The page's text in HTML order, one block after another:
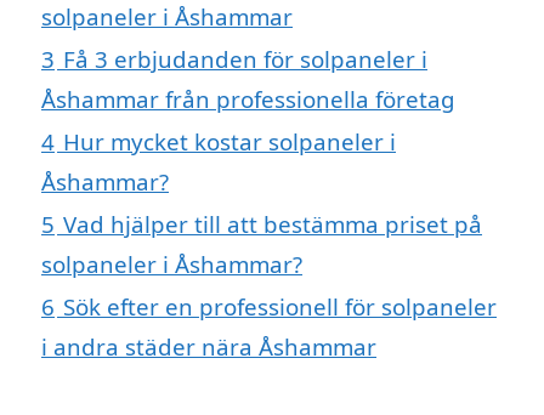
solpaneler i Åshammar
3 Få 3 erbjudanden för solpaneler i
Åshammar från professionella företag
4 Hur mycket kostar solpaneler i
Åshammar?
5 Vad hjälper till att bestämma priset på
solpaneler i Åshammar?
6 Sök efter en professionell för solpaneler
i andra städer nära Åshammar